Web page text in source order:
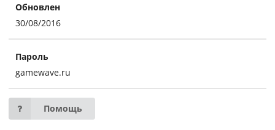
Обновлен
30/08/2016
Пароль
gamewave.ru
Помощь